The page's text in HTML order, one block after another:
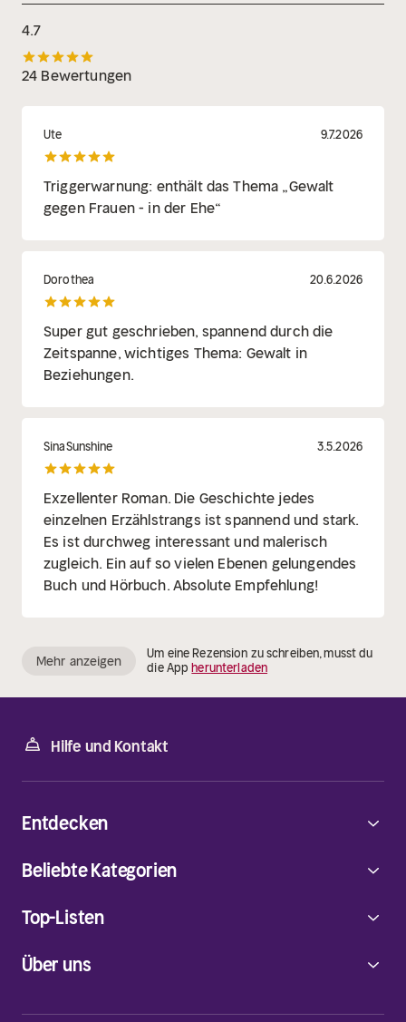
4.7
24 Bewertungen
Ute 9.7.2026
Triggerwarnung: enthält das Thema „Gewalt
gegen Frauen - in der Ehe“
Dorothea 20.6.2026
Super gut geschrieben, spannend durch die
Zeitspanne, wichtiges Thema: Gewalt in
Beziehungen.
SinaSunshine 3.5.2026
Exzellenter Roman. Die Geschichte jedes
einzelnen Erzählstrangs ist spannend und stark.
Es ist durchweg interessant und malerisch
zugleich. Ein auf so vielen Ebenen gelungendes
Buch und Hörbuch. Absolute Empfehlung!
Mehr anzeigen
Um eine Rezension zu schreiben, musst du
die Appherunterladen
Hilfe und Kontakt
Über uns
Entdecken
Beliebte Kategorien
Top-Listen